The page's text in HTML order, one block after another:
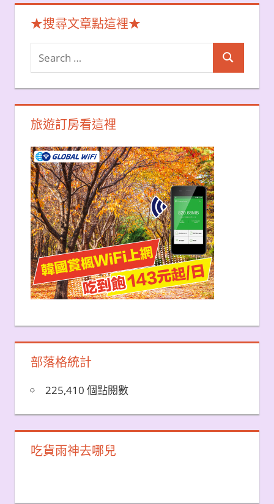
★搜尋文章點這裡★
Search
for:
Search
旅遊訂房看這裡
部落格統計
225,410 個點閱數
吃貨雨神去哪兒